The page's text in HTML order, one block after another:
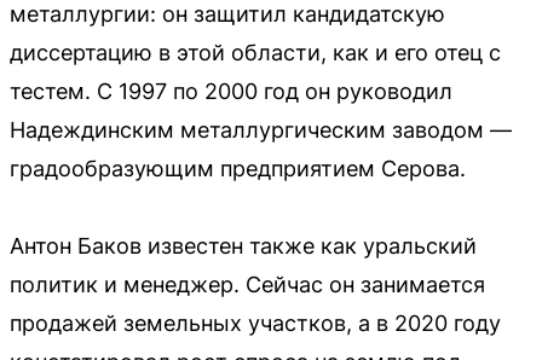
металлургии: он защитил кандидатскую
диссертацию в этой области, как и его отец с
тестем. С 1997 по 2000 год он руководил
Надеждинским металлургическим заводом —
градообразующим предприятием Серова.
Антон Баков известен также как уральский
политик и менеджер. Сейчас он занимается
продажей земельных участков, а в 2020 году